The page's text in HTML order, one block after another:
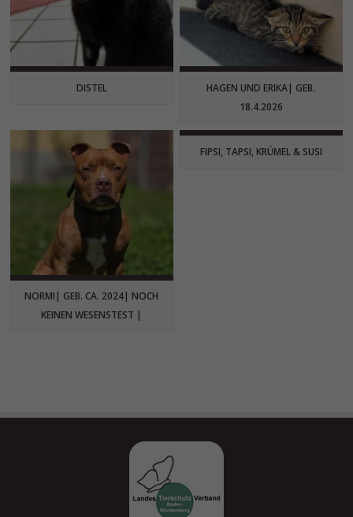
DISTEL
HAGEN UND ERIKA| GEB.
18.4.2026
NORMI| GEB. CA. 2024| NOCH
KEINEN WESENSTEST |
FIPSI, TAPSI, KRÜMEL & SUSI